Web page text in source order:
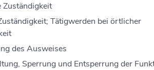
Zuständigkeit
Tätigwerden bei örtlicher
des Ausweises
Sperrung und Entsperrung der